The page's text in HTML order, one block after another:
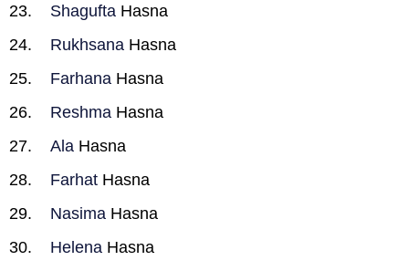
Shagufta Hasna
Rukhsana Hasna
Farhana Hasna
Reshma Hasna
Ala Hasna
Farhat Hasna
Nasima Hasna
Helena Hasna